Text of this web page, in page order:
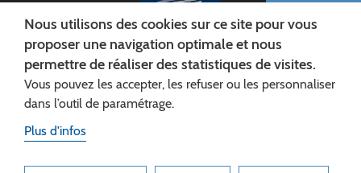
CONSEIL DÉPARTEMENTAL DE L'AISNE
Siège :
Nous utilisons des cookies sur ce site pour vous
proposer une navigation optimale et nous
permettre de réaliser des statistiques de visites.
Vous pouvez les accepter, les refuser ou les personnaliser
dans l’outil de paramétrage.
Plus d'infos